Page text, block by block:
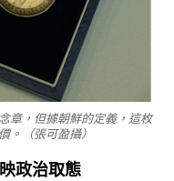
章，但據朝鮮的定義，這枚
。（張可盈攝）
政治取態